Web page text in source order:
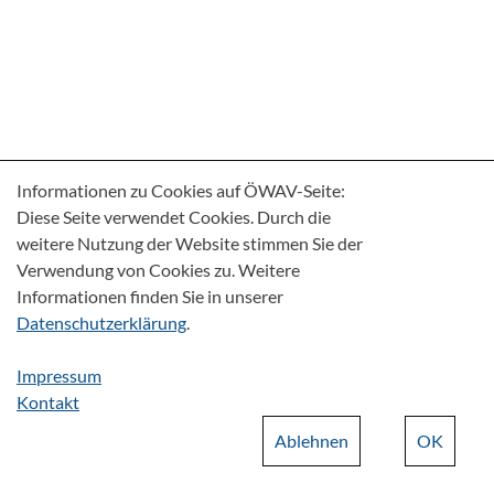
Informationen zu Cookies auf ÖWAV-Seite:
Diese Seite verwendet Cookies. Durch die
weitere Nutzung der Website stimmen Sie der
Verwendung von Cookies zu. Weitere
Informationen finden Sie in unserer
Datenschutzerklärung.
Impressum
Kontakt
OK
Ablehnen